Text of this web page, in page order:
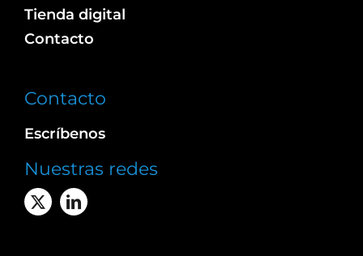
Tienda digital
Contacto
Contacto
Escríbenos
Nuestras redes